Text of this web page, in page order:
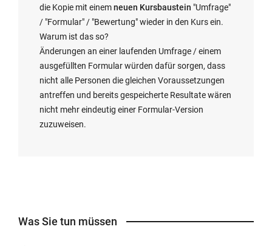
die Kopie mit einemneuen Kursbaustein "Umfrage"
/ "Formular" / "Bewertung" wieder in den Kurs ein.
Warum ist das so?
Änderungen an einer laufenden Umfrage / einem
ausgefüllten Formular würden dafür sorgen, dass
nicht alle Personen die gleichen Voraussetzungen
antreffen und bereits gespeicherte Resultate wären
nicht mehr eindeutig einer Formular-Version
zuzuweisen.
Was Sie tun müssen